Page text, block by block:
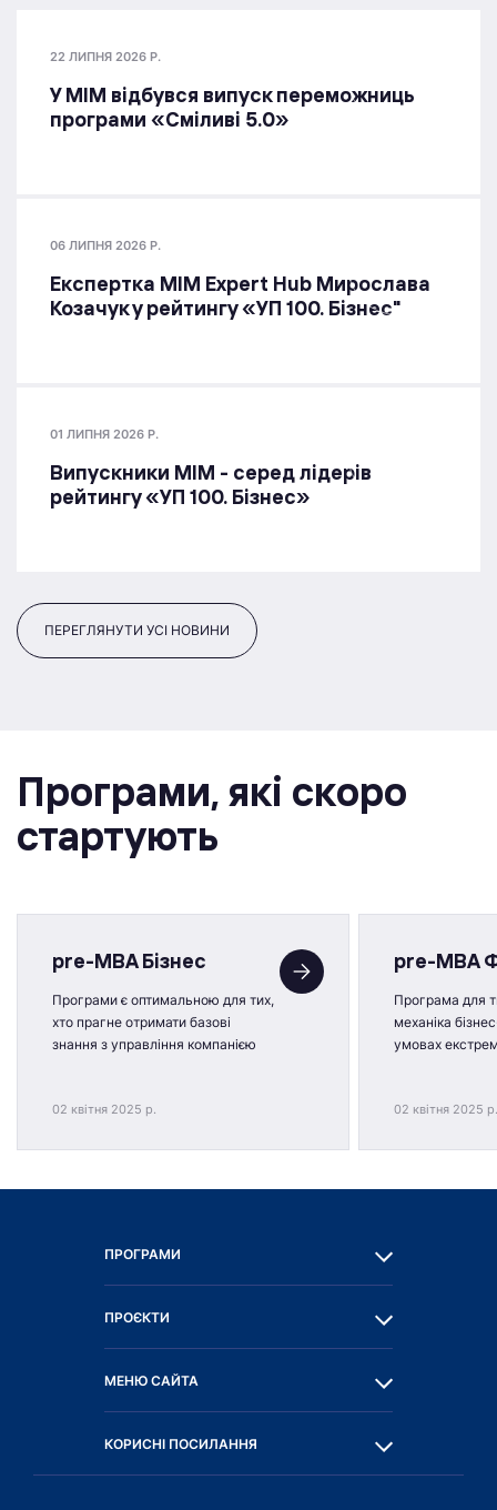
22 ЛИПНЯ 2026 Р.
У МІМ відбувся випуск переможниць
програми «Сміливі 5.0»
06 ЛИПНЯ 2026 Р.
Експертка MIM Expert Hub Мирослава
Козачук у рейтингу «УП 100. Бізнес"
01 ЛИПНЯ 2026 Р.
Випускники МІМ - серед лідерів
рейтингу «УП 100. Бізнес»
ПЕРЕГЛЯНУТИ УСІ НОВИНИ
Програми, якi скоро
стартують
pre-MBA Бізнес
Програми є оптимальною для тих,
хто прагне отримати базові
знання з управління компанією
02 квітня 2025 р.
pre-MBA
Програма для
механіка
умовах
02 квітня 2025 р.
ПРОГРАМИ
ПРОЄКТИ
МЕНЮ САЙТА
КОРИСНІ ПОСИЛАННЯ